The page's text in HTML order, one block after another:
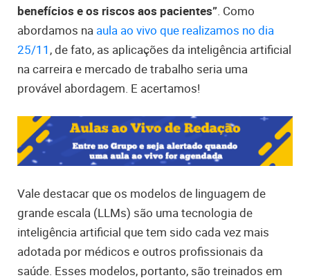
benefícios e os riscos aos pacientes”. Como
abordamos na aula ao vivo que realizamos no dia
25/11 , de fato, as aplicações da inteligência artificial
na carreira e mercado de trabalho seria uma
provável abordagem. E acertamos!
Vale destacar que os modelos de linguagem de
grande escala (LLMs) são uma tecnologia de
inteligência artificial que tem sido cada vez mais
adotada por médicos e outros profissionais da
saúde. Esses modelos, portanto, são treinados em